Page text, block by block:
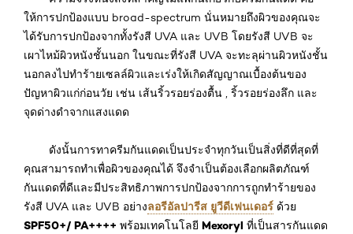
ให้การปกป้องแบบ broad-spectrum นั่นหมายถึงผิวของคุณจะ
ได้รับการปกป้องจากทั้งรังสี UVA และ UVB โดยรังสี UVB จะ
เผาไหม้ผิวหนังชั้นนอก ในขณะที่รังสี UVA จะทะลุผ่านผิวหนังชั้น
นอกลงไปทำร้ายเซลล์ผิวและเร่งให้เกิดสัญญาณเบื้องต้นของ
ปัญหาผิวแก่ก่อนวัย เช่น เส้นริ้วรอยร่องตื้น , ริ้วรอยร่องลึก และ
จุดด่างดำจากแสงแดด
ดังนั้นการทาครีมกันแดดเป็นประจำทุกวันเป็นสิ่งที่ดีที่สุดที่
คุณสามารถทำเพื่อผิวของคุณได้ จึงจำเป็นต้องเลือกผลิตภัณฑ์
กันแดดที่ดีและมีประสิทธิภาพการปกป้องจากการถูกทำร้ายของ
รังสี UVA และ UVB อย่างลอรีอัลปารีส ยูวีดีเฟนเดอร์ ด้วย
SPF50+/ PA++++ พร้อมเทคโนโลยี Mexoryl ที่เป็นสารกันแดด